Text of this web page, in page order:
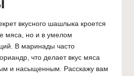
вкусного шашлыка кроется
мяса, но и в умелом
В маринады часто
что делает вкус мяса
и насыщенным. Расскажу вам